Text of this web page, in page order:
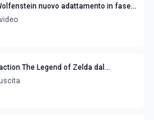
nuovo adattamento in fase
The Legend of Zelda dal
di Nintendo